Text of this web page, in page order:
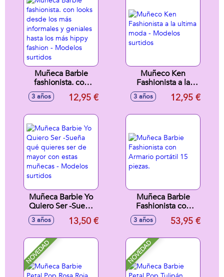
Muñeca Barbie
fashionista. con
looks desde los
más informales y
más hippy fashion -
Modelos surtidos
3 años 12,95 €
Muñeco Ken
Fashionista a la
ultima moda -
Modelos surtidos
3 años 12,95 €
Muñeca Barbie Yo
Quiero Ser -Sueña
qué quieres ser de
mayor con estas
surtidos
3 años 13,50 €
Muñeca Barbie
Fashionista con
Armario portátil 15
piezas.
3 años 53,95 €
NOVEDAD NOVEDAD